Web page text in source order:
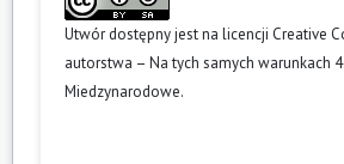
Utwór dostępny jest na licencji Creative
autorstwa – Na tych samych warunkach
Miedzynarodowe.